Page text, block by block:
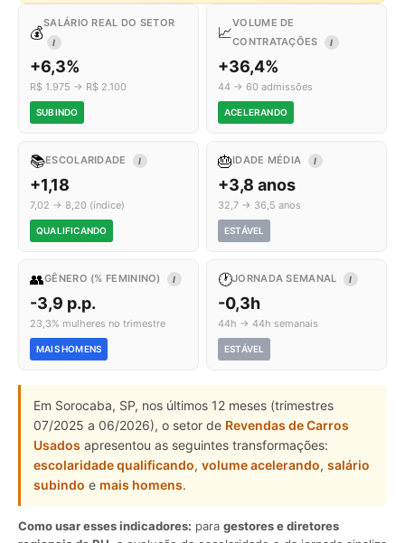
💰
SALÁRIO REAL DO SETOR
I
+6,3%
R$ 1.975 → R$ 2.100
SUBINDO
📈
VOLUME DE
CONTRATAÇÕES
I
+36,4%
44 → 60 admissões
ACELERANDO
📚ESCOLARIDADE I
+1,18
7,02 → 8,20 (índice)
QUALIFICANDO
🎂IDADE MÉDIA I
+3,8 anos
32,7 → 36,5 anos
ESTÁVEL
👥GÊNERO (% FEMININO) I
-3,9 p.p.
23,3% mulheres no trimestre
MAIS HOMENS
🕐JORNADA SEMANAL I
-0,3h
44h → 44h semanais
ESTÁVEL
Em Sorocaba, SP, nos últimos 12 meses (trimestres
07/2025 a 06/2026), o setor de Revendas de Carros
Usados apresentou as seguintes transformações:
escolaridade qualificando, volume acelerando, salário
subindo e mais homens.
Como usar esses indicadores: para gestores e diretores